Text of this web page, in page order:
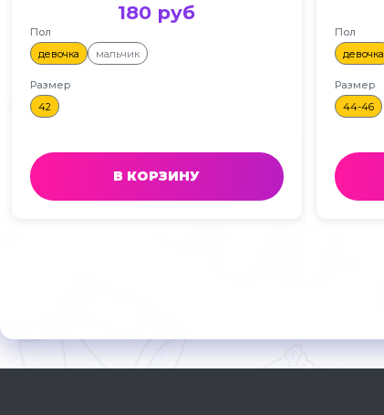
180 руб
Пол
девочка
мальчик
Размер
42
В КОРЗИНУ
Пол
девочка
Размер
44-46